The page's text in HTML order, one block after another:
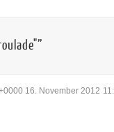
16. November 2012